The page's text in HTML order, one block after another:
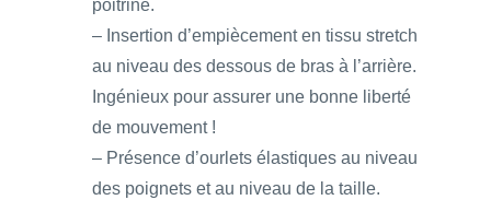
poitrine.
– Insertion d’empiècement en tissu stretch
au niveau des dessous de bras à l’arrière.
Ingénieux pour assurer une bonne liberté
de mouvement !
– Présence d’ourlets élastiques au niveau
des poignets et au niveau de la taille.